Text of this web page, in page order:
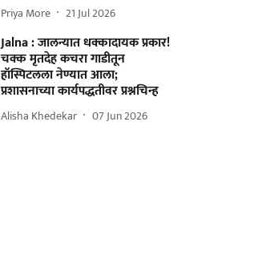
Priya More 21 Jul 2026
Jalna : जालन्यात धक्कादायक प्रकार!
चक्क मृतदेह कचरा गाडीतून
हॉस्पिटलला नेण्यात आला;
प्रशासनाच्या कार्यपद्धतीवर प्रश्नचिन्ह
Alisha Khedekar 07 Jun 2026